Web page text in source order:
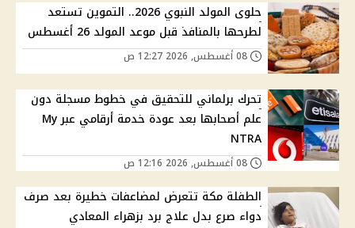
حلوى المولد النبوي 2026.. التموين تستعد
لطرحها بالمنافذ قبل موعد المولد 26 أغسطس
تحرك برلماني للتحقيق في خطوط مسجلة دون
علم أصحابها بعد عودة خدمة أرقامي عبر My
NTRA
الطفلة مكة تتعرض لمضاعفات خطيرة بعد صرف
دواء صرع بدل علاج برد بزهراء المعادي